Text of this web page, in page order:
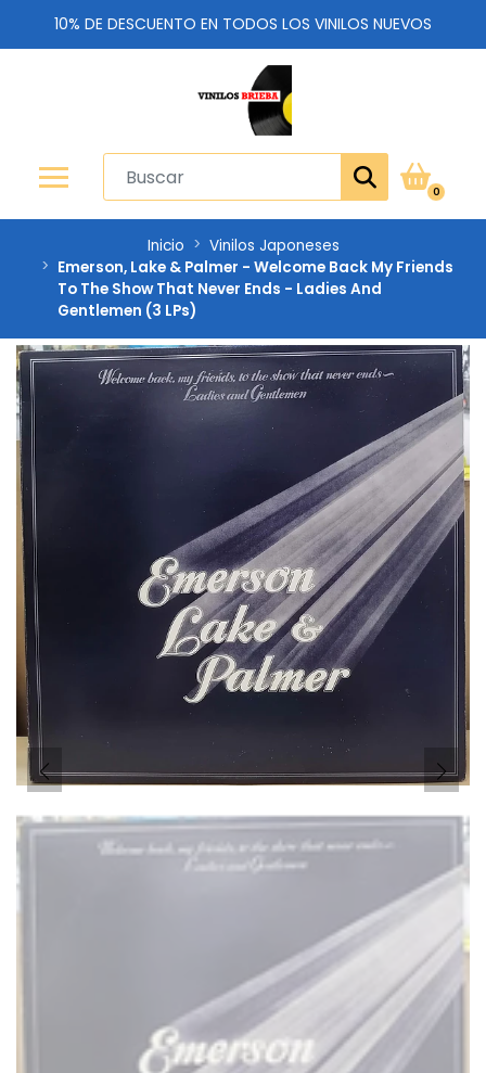
10% DE DESCUENTO EN TODOS LOS VINILOS NUEVOS
0
Inicio
Vinilos Japoneses
Emerson, Lake & Palmer - Welcome Back My Friends
To The Show That Never Ends - Ladies And
Gentlemen (3 LPs)